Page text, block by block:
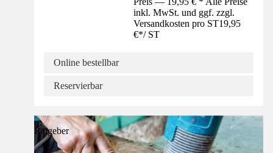
inkl. MwSt. und ggf. zzgl.
Versandkosten pro ST19,95
€*/ ST
Online bestellbar
Reservierbar
Ratgeber